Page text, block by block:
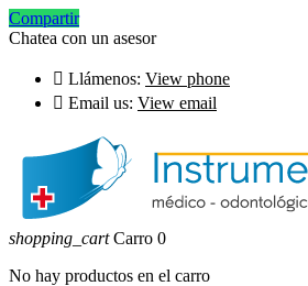
Compartir
Chatea con un asesor
 Llámenos: View phone
 Email us: View email
shopping_cart Carro 0
No hay productos en el carro